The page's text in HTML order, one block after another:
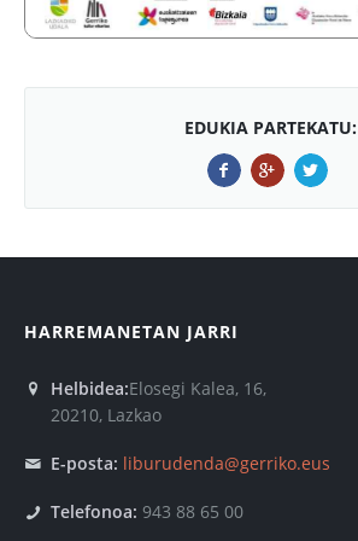
EDUKIA PARTEKATU:
HARREMANETAN JARRI
Helbidea:Elosegi Kalea, 16,
20210, Lazkao
E-posta: liburudenda@gerriko.eus
Telefonoa: 943 88 65 00